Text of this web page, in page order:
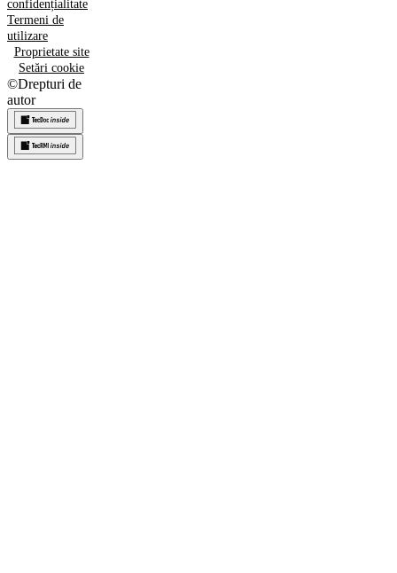
confidențialitate
Termeni de
utilizare
Proprietate site
Setări cookie
©Drepturi de
autor